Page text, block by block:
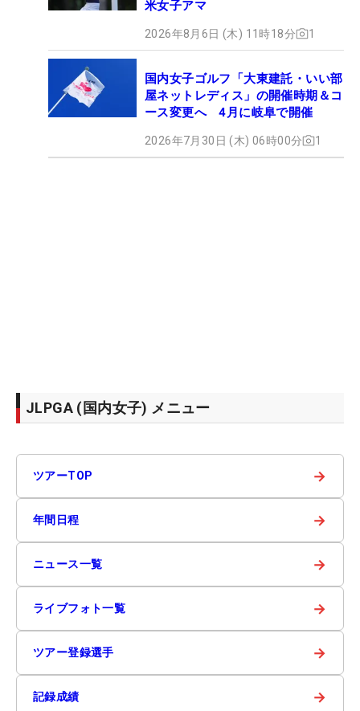
米女子アマ
2026年8月6日 (木) 11時18分 1
国内女子ゴルフ「大東建託・いい部
屋ネットレディス」の開催時期＆コ
ース変更へ 4月に岐阜で開催
2026年7月30日 (木) 06時00分 1
JLPGA (国内女子) メニュー
ツアーTOP →
年間日程 →
ニュース一覧 →
ライブフォト一覧 →
ツアー登録選手 →
記録成績 →